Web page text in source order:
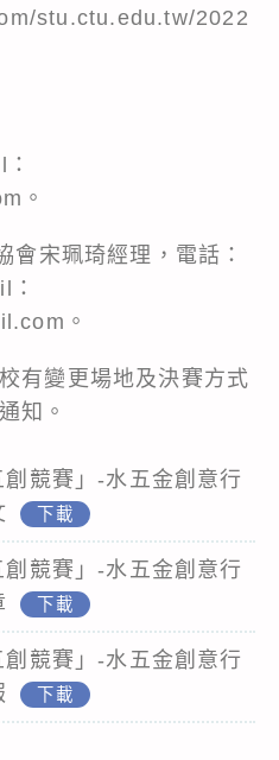
stu.ctu.edu.tw/2022
。
會宋珮琦經理，電話：
。
有變更場地及決賽方式
知。
創競賽」-水五金創意行
下載
創競賽」-水五金創意行
下載
創競賽」-水五金創意行
下載